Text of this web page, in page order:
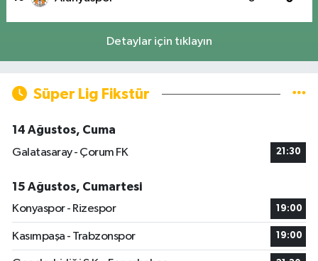
Detaylar için tıklayın
Süper Lig Fikstür
14 Ağustos, Cuma
Galatasaray - Çorum FK
21:30
15 Ağustos, Cumartesi
Konyaspor - Rizespor
19:00
Kasımpaşa - Trabzonspor 19:00